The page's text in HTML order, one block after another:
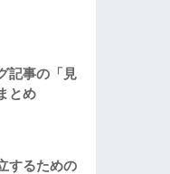
記事の「見
とめ
するための